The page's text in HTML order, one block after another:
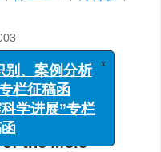
福州 350003
and housing
of theM3.5
别、案例分析
栏征稿函
学进展”专栏
函